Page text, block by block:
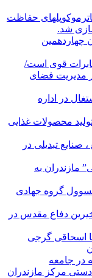
حفاظت
شد.
چهاردهمین
قوی است/
مدیریت فضای
در اداره
محصولات غذایی
تبدیلی در
مازندران به
مسوول گروه جهادی
دفاع مقدس در
اسحاقی گرجی
در جامعه
دستی مرکز مازندران